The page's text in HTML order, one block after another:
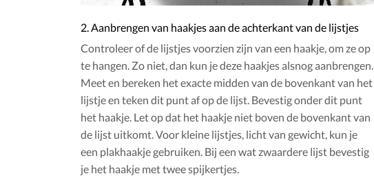
2. Aanbrengen van haakjes aan de achterkant van de lijstjes
Controleer of de lijstjes voorzien zijn van een haakje, om ze op
te hangen. Zo niet, dan kun je deze haakjes alsnog aanbrengen.
Meet en bereken het exacte midden van de bovenkant van het
lijstje en teken dit punt af op de lijst. Bevestig onder dit punt
het haakje. Let op dat het haakje niet boven de bovenkant van
de lijst uitkomt. Voor kleine lijstjes, licht van gewicht, kun je
een plakhaakje gebruiken. Bij een wat zwaardere lijst bevestig
je het haakje met twee spijkertjes.